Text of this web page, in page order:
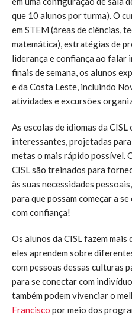
que 10 alunos por turma). O
em STEM (áreas de ciências,
matemática), estratégias de
liderança e confiança ao falar
finais de semana, os alunos
e da Costa Leste, incluindo
atividades e excursões
As escolas de idiomas da
interessantes, projetadas
metas o mais rápido possível.
CISL são treinados para
às suas necessidades
para que possam começar a
com confiança!
Os alunos da CISL fazem
eles aprendem sobre
com pessoas dessas culturas
para se conectar com
também podem vivenciar o
Francisco por meio dos